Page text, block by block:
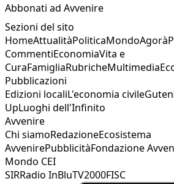
Abbonati ad Avvenire
Sezioni del sito
HomeAttualitàPoliticaMondoAgorà
CommentiEconomiaVita e
CuraFamigliaRubricheMultimedia
Pubblicazioni
Edizioni localiL'economia civile
UpLuoghi dell'Infinito
Avvenire
Chi siamoRedazioneEcosistema
AvvenirePubblicitàFondazione
Mondo CEI
SIRRadio InBluTV2000FISC